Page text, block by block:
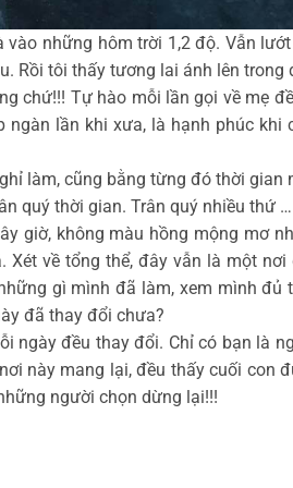
vào những hôm trời 1,2 độ. Vẫn
Rồi tôi thấy tương lai ánh lên trong
chứ!!! Tự hào mỗi lần gọi về mẹ
ngàn lần khi xưa, là hạnh phúc
làm, cũng bằng từng đó thời
quý thời gian. Trân quý nhiều thứ …
giờ, không màu hồng mộng mơ
Xét về tổng thể, đây vẫn là một
gì mình đã làm, xem mình
đã thay đổi chưa?
ngày đều thay đổi. Chỉ có bạn là
này mang lại, đều thấy cuối con
người chọn dừng lại!!!